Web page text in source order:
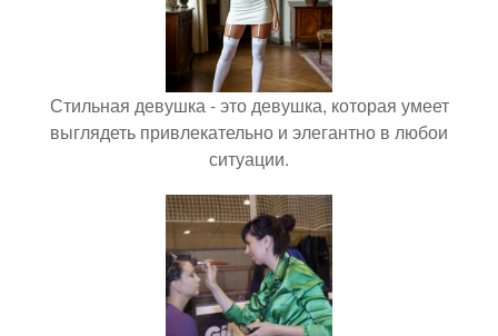
Стильная девушка - это девушка, которая умеет
выглядеть привлекательно и элегантно в любои
ситуации.